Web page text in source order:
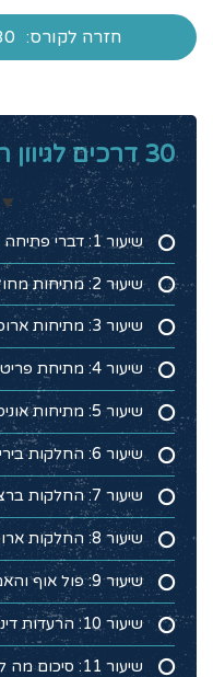
חזרה לקורס: 30 דרכים
30 דרכים לגיוון הסולו שלך
שיעור 1: דברי פתיחה לקורס
שיעור 2: מתיחות מחוץ לסולם
שיעור 3: מתיחות ארוכות טווח
שיעור 4: מתיחת פריטות
שיעור 5: מתיחות אוניסון
שיעור 6: החלקות בירידה
שיעור 7: החלקות ברצף
שיעור 8: החלקות ארוכות טווח
שיעור 9: פול אוף והאמר און קצרים
שיעור 10: הרעדות דינאמיות וסטטיות
שיעור 11: סיכום מה למדנו עד עכשיו